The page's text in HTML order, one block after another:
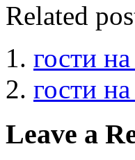
Related
гости
гости
Leave a